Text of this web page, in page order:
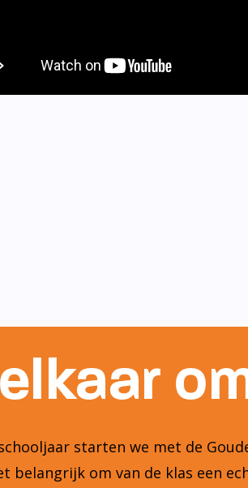
starten we met de
belangrijk om van de klas een